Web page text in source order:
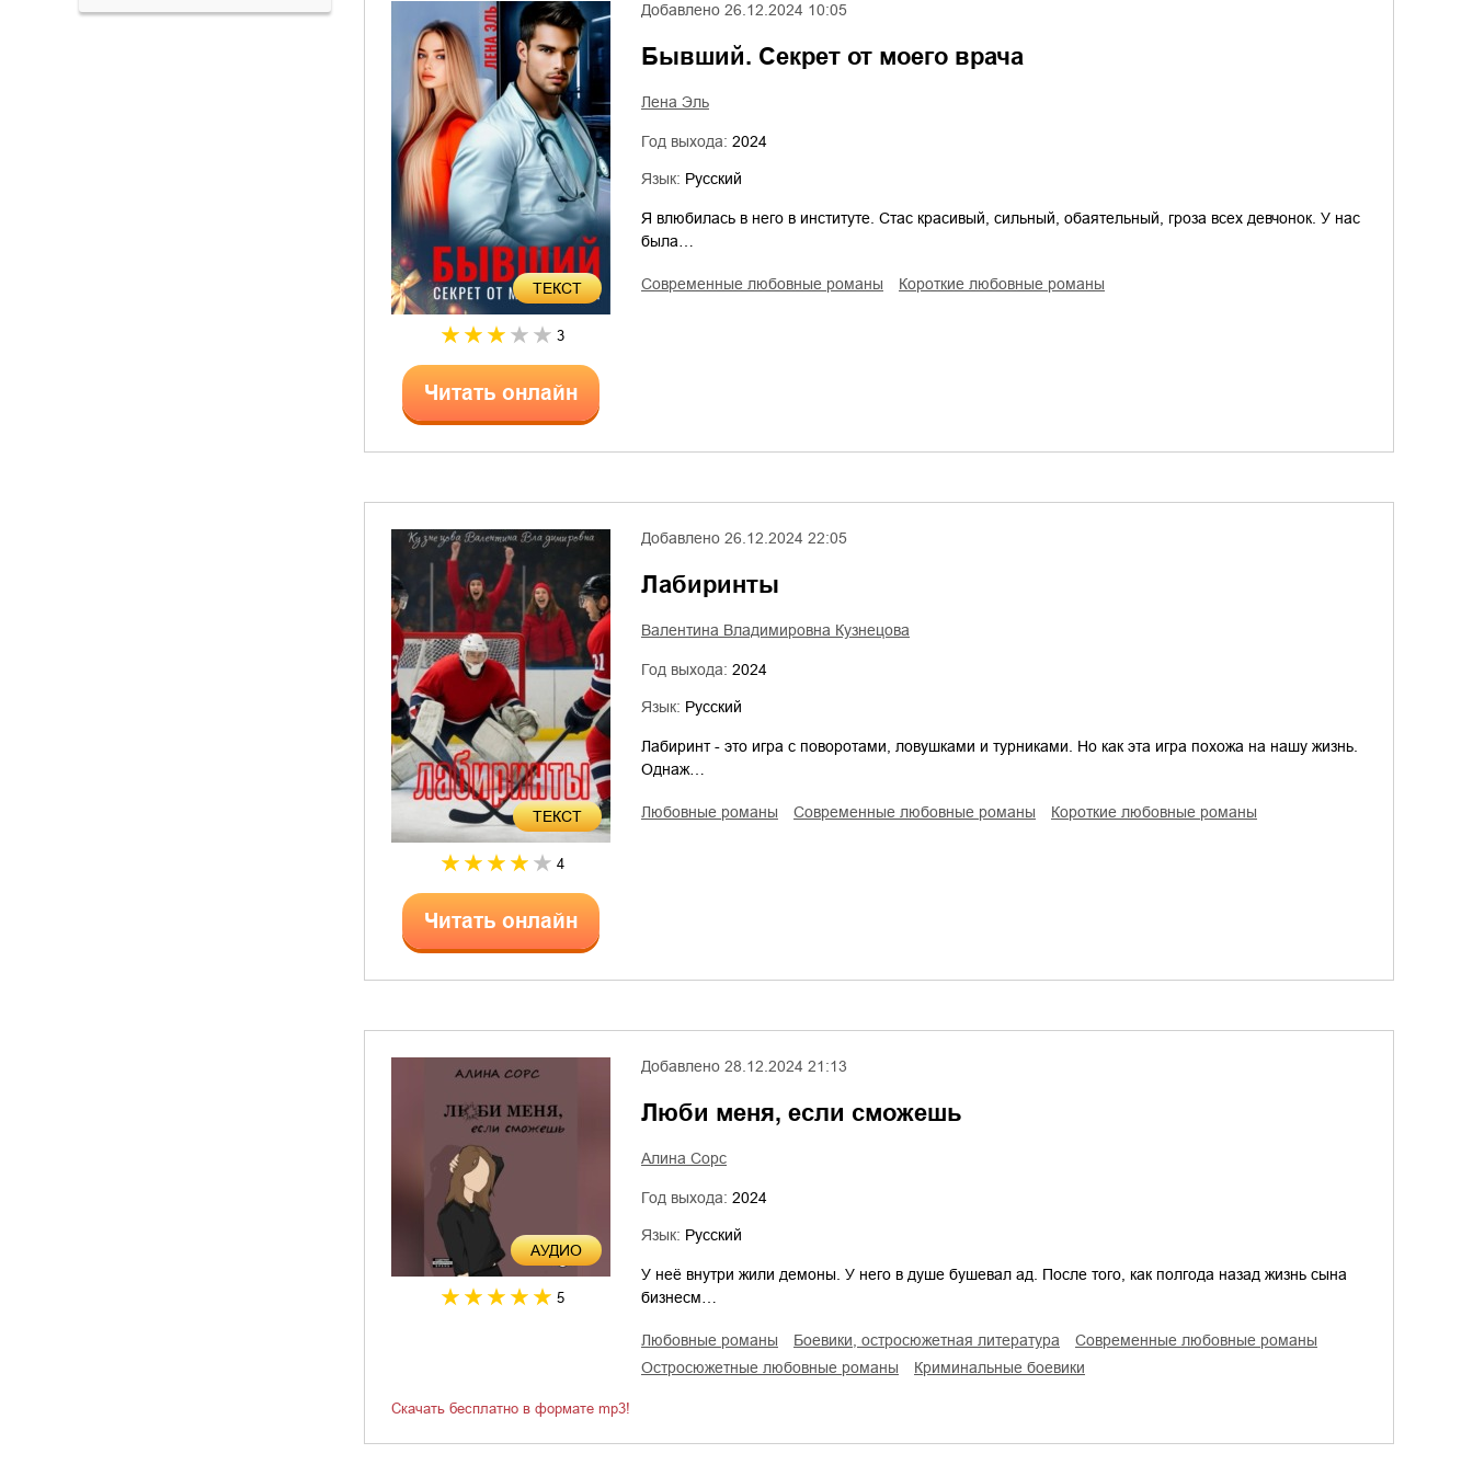
ТЕКСТ
3
Читать онлайн
Добавлено 26.12.2024 10:05
Бывший. Секрет от моего врача
Лена Эль
Год выхода: 2024
Язык: Русский
Я влюбилась в него в институте. Стас красивый, сильный, обаятельный, гроза всех девчонок. У нас
была…
современные любовные романы короткие любовные романы
ТЕКСТ
4
Читать онлайн
Добавлено 26.12.2024 22:05
Лабиринты
Валентина Владимировна Кузнецова
Год выхода: 2024
Язык: Русский
Лабиринт - это игра с поворотами, ловушками и турниками. Но как эта игра похожа на нашу жизнь.
Однаж…
любовные романы современные любовные романы короткие любовные романы
AУДИО
5
Добавлено 28.12.2024 21:13
Люби меня, если сможешь
Алина Сорс
Год выхода: 2024
Язык: Русский
У неё внутри жили демоны. У него в душе бушевал ад. После того, как полгода назад жизнь сына
бизнесм…
любовные романы боевики, остросюжетная литература
современные любовные романы
остросюжетные любовные романы
криминальные боевики
Скачать бесплатно в формате mp3!